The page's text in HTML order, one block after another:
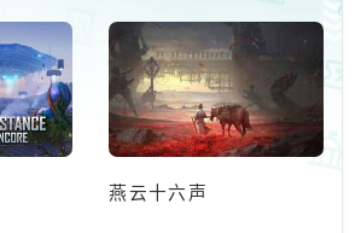
成鼠标左键。3、手游需要首先打
开设置界面，在【快捷消息】内，
设置【注意！前方有危险】，在游
戏中，打开对话栏点击【注意前方
有
燕云十六声